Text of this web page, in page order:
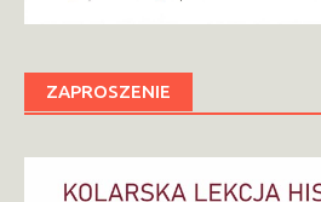
ZAPROSZENIE